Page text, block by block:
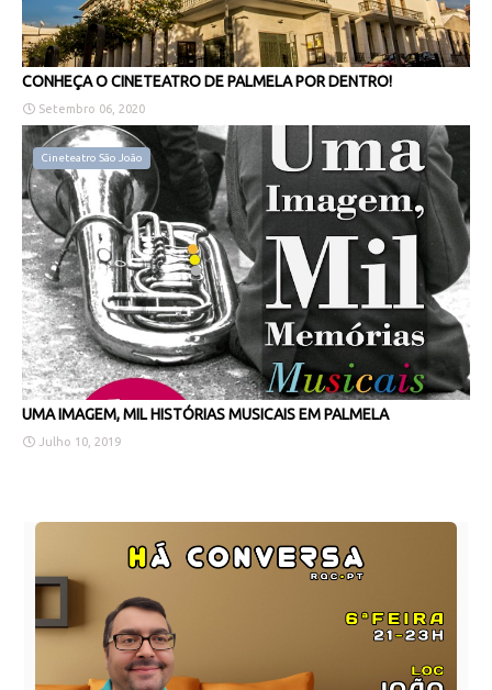
CONHEÇA O CINETEATRO DE PALMELA POR DENTRO!
Setembro 06, 2020
Cineteatro São João
UMA IMAGEM, MIL HISTÓRIAS MUSICAIS EM PALMELA
Julho 10, 2019